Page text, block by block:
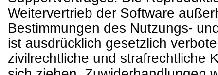
Weitervertrieb der Software
Bestimmungen des Nutzungs-
ist ausdrücklich gesetzlich
zivilrechtliche und strafrechtliche